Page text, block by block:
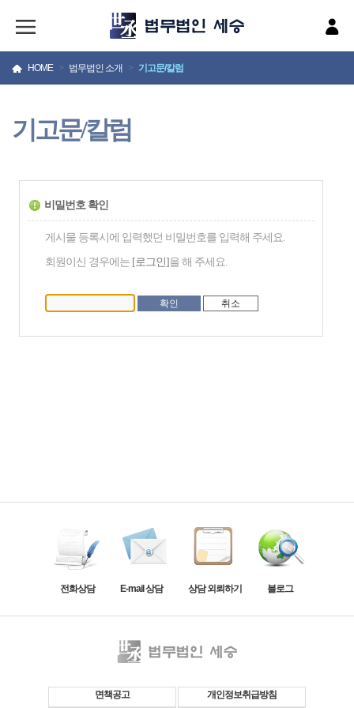
HOME > 법무법인 소개 > 기고문/칼럼
기고문/칼럼
비밀번호 확인
게시물 등록시에 입력했던 비밀번호를 입력해 주세요.
회원이신 경우에는 [로그인]을 해 주세요.
전화상담 E-mail 상담 상담 외뢰하기 블로그
면책공고 개인정보취급방침